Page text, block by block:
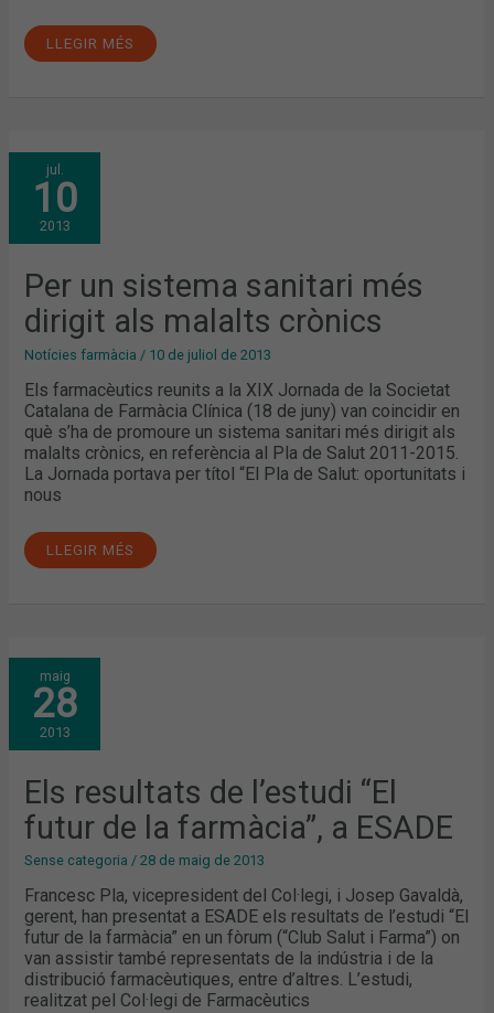
LLEGIR MÉS
jul.
10
2013
Per un sistema sanitari més
dirigit als malalts crònics
Notícies farmàcia / 10 de juliol de 2013
Els farmacèutics reunits a la XIX Jornada de la Societat
Catalana de Farmàcia Clínica (18 de juny) van coincidir en
què s’ha de promoure un sistema sanitari més dirigit als
malalts crònics, en referència al Pla de Salut 2011-2015.
La Jornada portava per títol “El Pla de Salut: oportunitats i
nous
PER
UN
SISTEMA
SANITARI
MÉS
DIRIGIT
ALS
LLEGIR MÉS
maig
28
2013
Els resultats de l’estudi “El
futur de la farmàcia”, a ESADE
Sense categoria /28 de maig de 2013
Francesc Pla, vicepresident del Col·legi, i Josep Gavaldà,
gerent, han presentat a ESADE els resultats de l’estudi “El
futur de la farmàcia” en un fòrum (“Club Salut i Farma”) on
van assistir també representats de la indústria i de la
distribució farmacèutiques, entre d’altres. L’estudi,
realitzat pel Col·legi de Farmacèutics
ELS
RESULTATS
DE
L’ESTUDI
“EL
FUTUR
DE
FARMÀCIA”,
A
ESADE